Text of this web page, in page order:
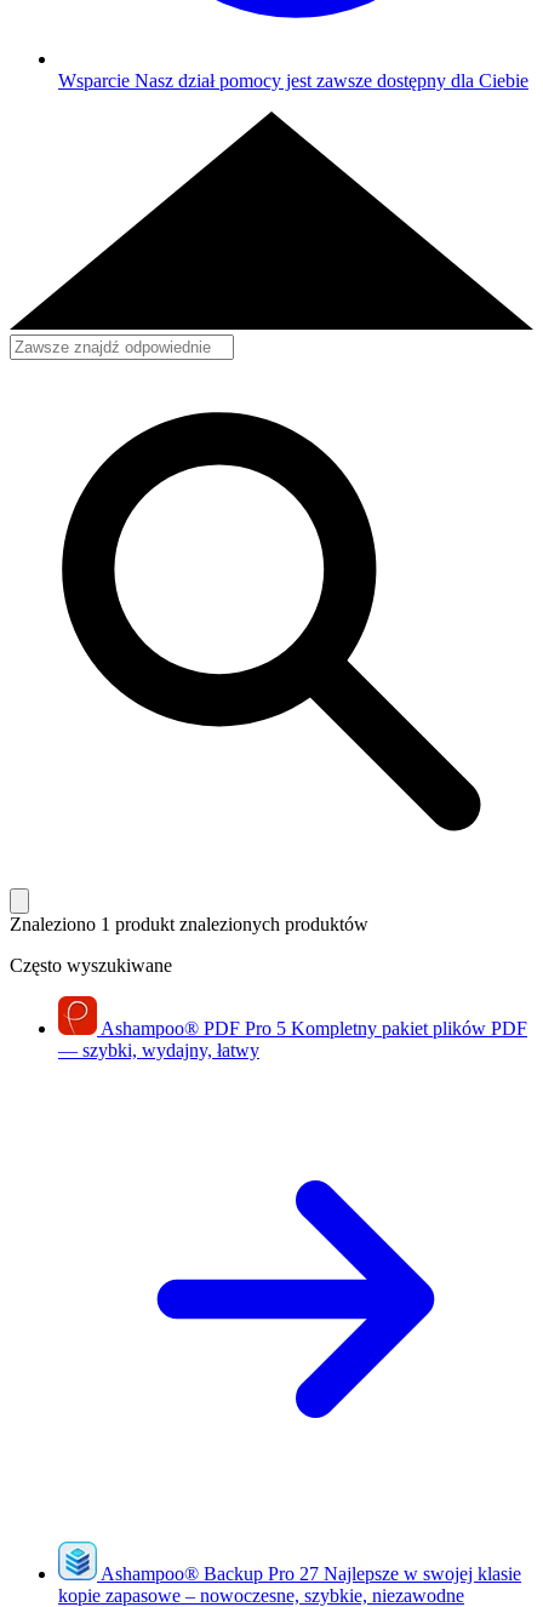
Wsparcie Nasz dział pomocy jest zawsze dostępny dla Ciebie
Znaleziono 1 produkt znalezionych produktów
Często wyszukiwane
Ashampoo® PDF Pro 5 Kompletny pakiet plików PDF
— szybki, wydajny, łatwy
Ashampoo® Backup Pro 27 Najlepsze w swojej klasie
kopie zapasowe – nowoczesne, szybkie, niezawodne